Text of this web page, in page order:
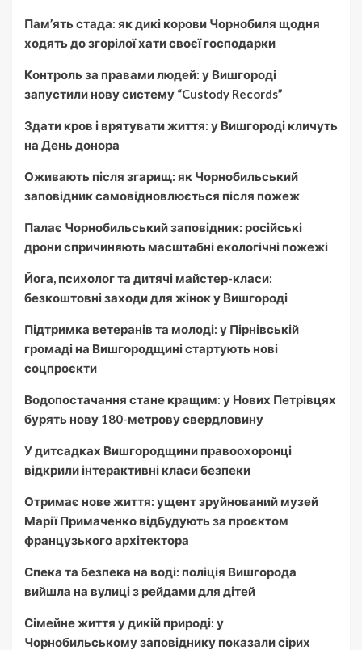
Пам’ять стада: як дикі корови Чорнобиля щодня
ходять до згорілої хати своєї господарки
Контроль за правами людей: у Вишгороді
запустили нову систему “Custody Records”
Здати кров і врятувати життя: у Вишгороді кличуть
на День донора
Оживають після згарищ: як Чорнобильський
заповідник самовідновлюється після пожеж
Палає Чорнобильський заповідник: російські
дрони спричиняють масштабні екологічні пожежі
Йога, психолог та дитячі майстер-класи:
безкоштовні заходи для жінок у Вишгороді
Підтримка ветеранів та молоді: у Пірнівській
громаді на Вишгородщині стартують нові
соцпроєкти
Водопостачання стане кращим: у Нових Петрівцях
бурять нову 180-метрову свердловину
У дитсадках Вишгородщини правоохоронці
відкрили інтерактивні класи безпеки
Отримає нове життя: ущент зруйнований музей
Марії Примаченко відбудують за проєктом
французького архітектора
Спека та безпека на воді: поліція Вишгорода
вийшла на вулиці з рейдами для дітей
Сімейне життя у дикій природі: у
Чорнобильському заповіднику показали сірих